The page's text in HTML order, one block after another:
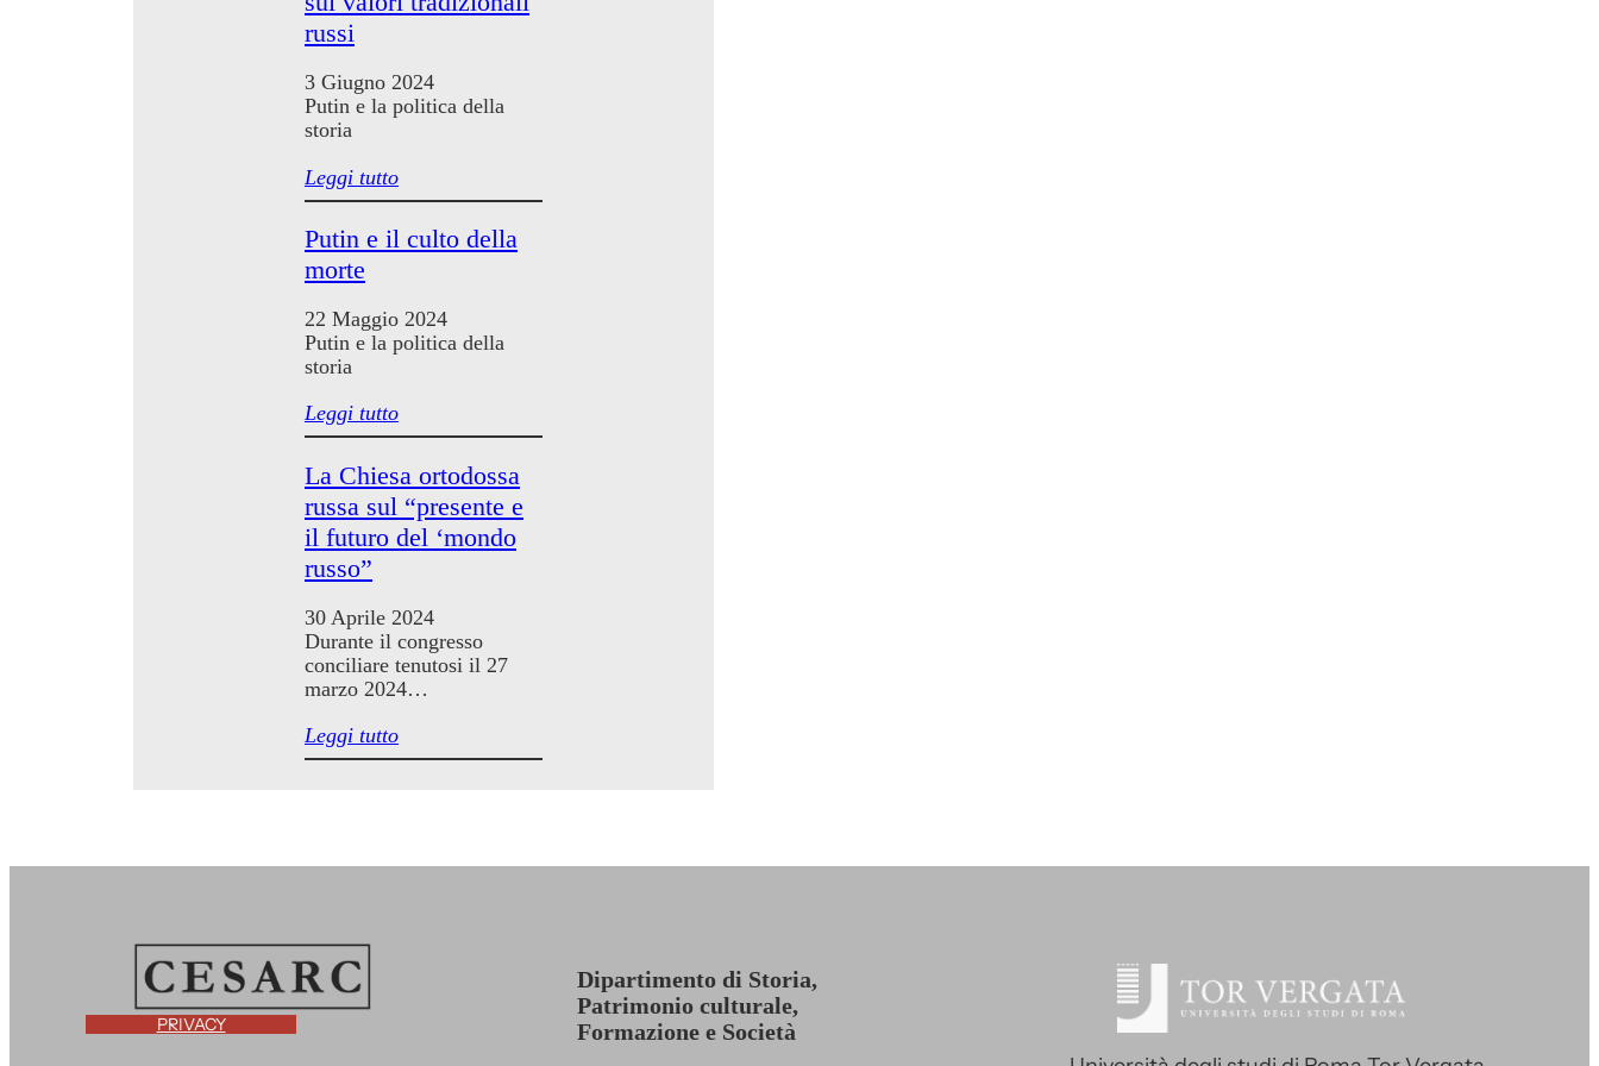
russi
3 Giugno 2024
Putin e la politica della
storia
Leggi tutto
Putin e il culto della
morte
22 Maggio 2024
Putin e la politica della
storia
Leggi tutto
La Chiesa ortodossa
russa sul “presente e
il futuro del ‘mondo
russo”
30 Aprile 2024
Durante il congresso
conciliare tenutosi il 27
marzo 2024…
Leggi tutto
PRIVACY
Dipartimento di Storia,
Patrimonio culturale,
Formazione e Società